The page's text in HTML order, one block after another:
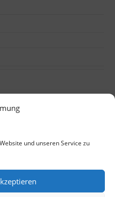
und unseren Service zu